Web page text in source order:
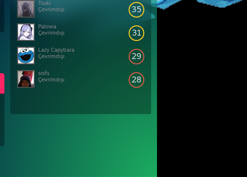
35
Tsuki
Çevrimdışı
31
Palowa
Çevrimdışı
29
Lazy Capybara
Çevrimdışı
28
snifs
Çevrimdışı